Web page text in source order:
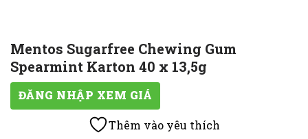
Mentos Sugarfree Chewing Gum
Spearmint Karton 40 x 13,5g
ĐĂNG NHẬP XEM GIÁ
Thêm vào yêu thích